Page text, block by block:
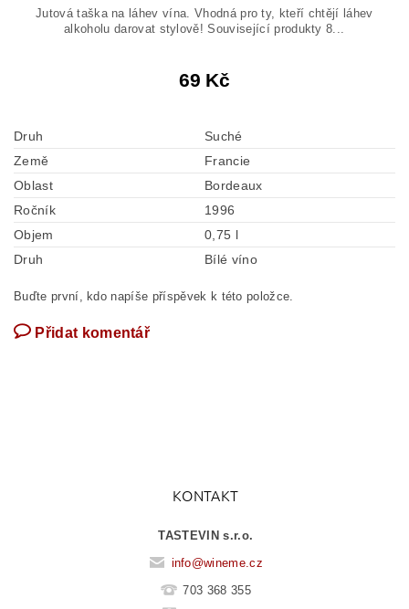
Jutová taška na láhev vína. Vhodná pro ty, kteří chtějí láhev
alkoholu darovat stylově! Související produkty 8...
69 Kč
Druh
Suché
Země
Francie
Oblast
Bordeaux
Ročník
1996
Objem
0,75 l
Druh
Bílé víno
Buďte první, kdo napíše příspěvek k této položce.
Přidat komentář
KONTAKT
TASTEVIN s.r.o.
info@wineme.cz
703 368 355